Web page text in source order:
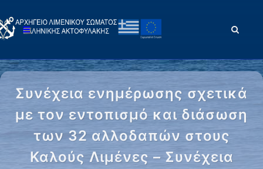
Συνέχεια ενημέρωσης σχετικά
με τον εντοπισμό και διάσωση
των 32 αλλοδαπών στους
Καλούς Λιμένες – Συνέχεια